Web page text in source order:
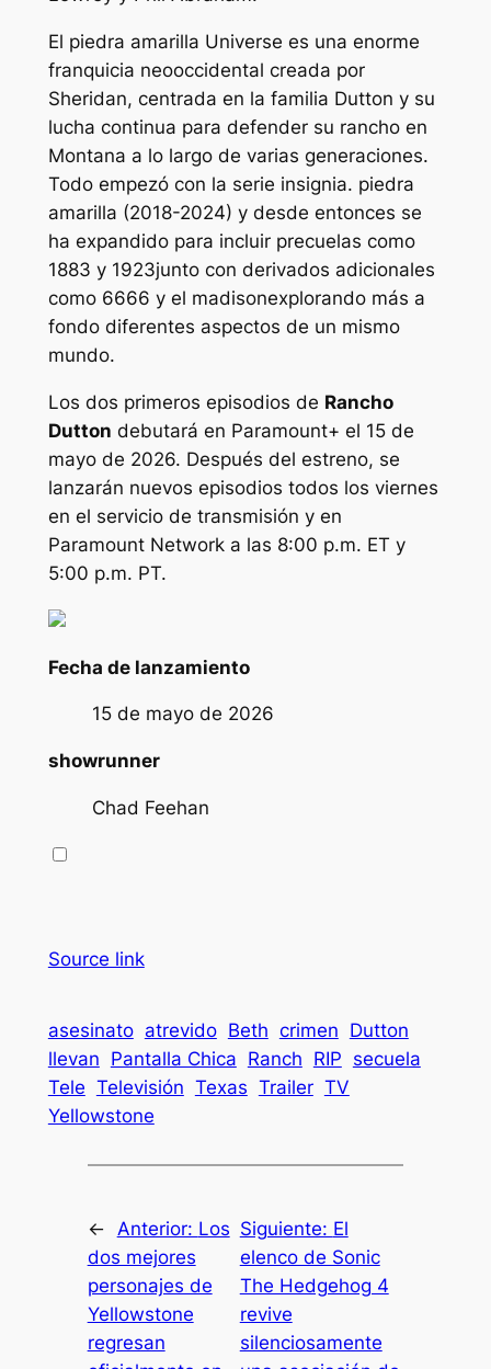
El piedra amarilla Universe es una enorme
franquicia neooccidental creada por
Sheridan, centrada en la familia Dutton y su
lucha continua para defender su rancho en
Montana a lo largo de varias generaciones.
Todo empezó con la serie insignia. piedra
amarilla (2018-2024) y desde entonces se
ha expandido para incluir precuelas como
1883 y 1923junto con derivados adicionales
como6666 y el madisonexplorando más a
fondo diferentes aspectos de un mismo
mundo.
Los dos primeros episodios de Rancho
Dutton debutará en Paramount+ el 15 de
mayo de 2026. Después del estreno, se
lanzarán nuevos episodios todos los viernes
en el servicio de transmisión y en
Paramount Network a las 8:00 p.m. ET y
5:00 p.m. PT.
Fecha de lanzamiento
15 de mayo de 2026
showrunner
Chad Feehan
Source link
asesinato atrevido Beth crimen Dutton
llevan Pantalla Chica Ranch RIP secuela
Tele Televisión Texas Trailer TV
Yellowstone
← Anterior: Los
dos mejores
personajes de
Yellowstone
regresan
Siguiente: El
elenco de Sonic
The Hedgehog 4
revive
silenciosamente